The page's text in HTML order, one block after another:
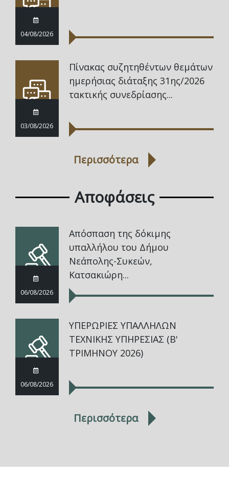
04/08/2026
03/08/2026
Πίνακας συζητηθέντων θεμάτων
ημερήσιας διάταξης 31ης/2026
τακτικής συνεδρίασης...
Περισσότερα
Αποφάσεις
06/08/2026
Απόσπαση της δόκιμης
υπαλλήλου του Δήμου
Νεάπολης-Συκεών,
Κατσακιώρη...
06/08/2026
ΥΠΕΡΩΡΙΕΣ ΥΠΑΛΛΗΛΩΝ
ΤΕΧΝΙΚΗΣ ΥΠΗΡΕΣΙΑΣ (Β'
ΤΡΙΜΗΝΟΥ 2026)
Περισσότερα